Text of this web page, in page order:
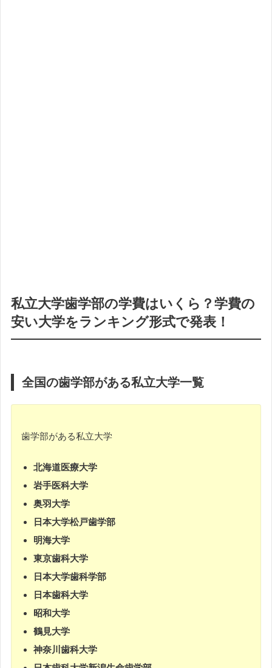
私立大学歯学部の学費はいくら？学費の
安い大学をランキング形式で発表！
全国の歯学部がある私立大学一覧
歯学部がある私立大学
北海道医療大学
岩手医科大学
奥羽大学
日本大学松戸歯学部
明海大学
東京歯科大学
日本大学歯科学部
日本歯科大学
昭和大学
鶴見大学
神奈川歯科大学